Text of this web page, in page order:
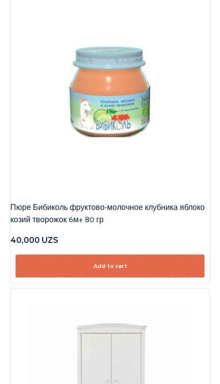
Пюре Бибиколь фруктово-молочное клубника яблоко
козий творожок 6м+ 80 гр
40,000 UZS
Add to cart